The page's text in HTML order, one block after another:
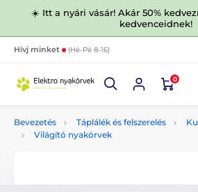
☀️ Itt a nyári vásár! Akár 50%
kedvenceidnek!
Hívj minket (Hé-Pé 8-16)
0
Bevezetés Táplálék és felszerelés
Világító nyakörvek